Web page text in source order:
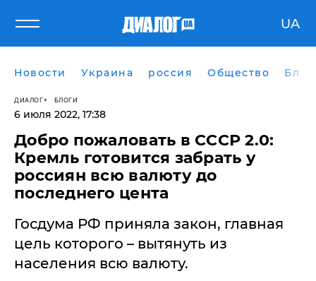
UA
Новости Украина россия Общество
ДИАЛОГ БЛОГИ
6 июля 2022, 17:38
​Добро пожаловать в СССР 2.0:
Кремль готовится забрать у
россиян всю валюту до
последнего цента
Госдума РФ приняла закон, главная
цель которого – вытянуть из
населения всю валюту.